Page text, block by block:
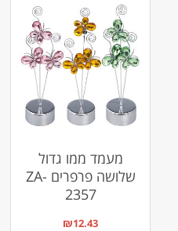
מעמד ממו גדול
שלושה פרפרים ZA-
2357
₪12.43